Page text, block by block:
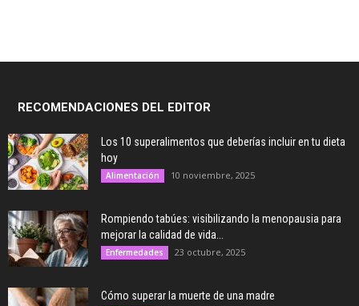
RECOMENDACIONES DEL EDITOR
Los 10 superalimentos que deberías incluir en tu dieta
hoy
Alimentación 10 noviembre, 2025
Rompiendo tabúes: visibilizando la menopausia para
mejorar la calidad de vida...
Enfermedades 23 octubre, 2025
Cómo superar la muerte de una madre